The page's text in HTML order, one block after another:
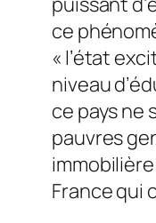
ce
« l’état
niveau
ce pays ne
pauvres
France qui